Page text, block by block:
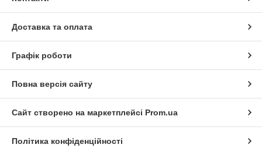
Доставка та оплата
Графік роботи
Повна версія сайту
Сайт створено на маркетплейсі Prom.ua
Політика конфіденційності